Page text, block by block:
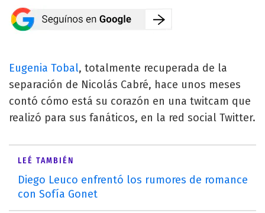
Eugenia Tobal, totalmente recuperada de la
separación de Nicolás Cabré, hace unos meses
contó cómo está su corazón en una twitcam que
realizó para sus fanáticos, en la red social Twitter.
LEÉ TAMBIÉN
Diego Leuco enfrentó los rumores de romance
con Sofía Gonet